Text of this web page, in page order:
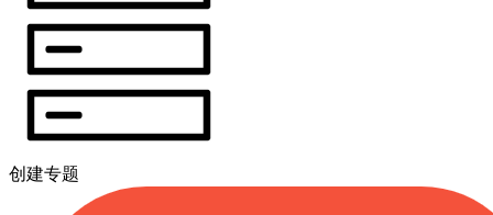
创建专题